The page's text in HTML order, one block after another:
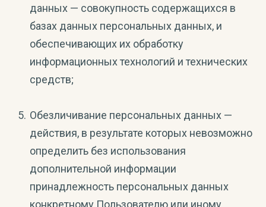
данных — совокупность содержащихся в
базах данных персональных данных, и
обеспечивающих их обработку
информационных технологий и технических
средств;
Обезличивание персональных данных —
действия, в результате которых невозможно
определить без использования
дополнительной информации
принадлежность персональных данных
конкретному Пользователю или иному